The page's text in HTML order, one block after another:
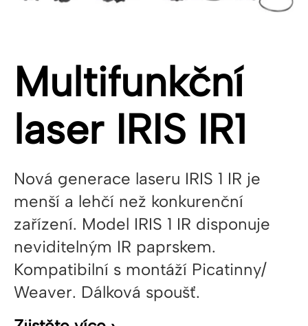
Multifunkční
laser IRIS IR1
Nová generace laseru IRIS 1 IR je
menší a lehčí než konkurenční
zařízení. Model IRIS 1 IR disponuje
neviditelným IR paprskem.
Kompatibilní s montáží Picatinny/
Weaver. Dálková spoušť.